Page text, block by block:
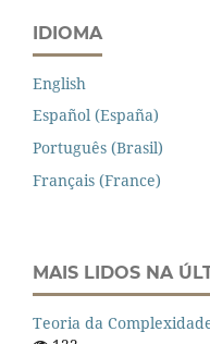
IDIOMA
English
Español (España)
Português (Brasil)
Français (France)
MAIS LIDOS NA
Teoria da